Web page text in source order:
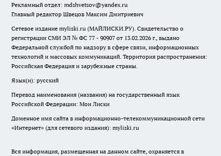
Рекламный отдел: mdshvetsov@yandex.ru
Главный редактор Швецов Максим Дмитриевич
Сетевое издание myliski.ru (МАЙЛИСКИ.РУ). Свидетельство о
регистрации СМИ ЭЛ № ФС 77 - 90907 от 13.02.2026 г., выдано
Федеральной службой по надзору в сфере связи, информационных
технологий и массовых коммуникаций. Территория распространения:
Российская Федерация и зарубежные страны.
Язык(и): русский
Перевод наименования (названия) на государственный язык
Российской Федерации: Мои Лиски
Доменное имя сайта в информационно-телекоммуникационной сети
«Интернет» (для сетевого издания): myliski.ru
Вся информация, размещенная на данном сайте, охраняется в